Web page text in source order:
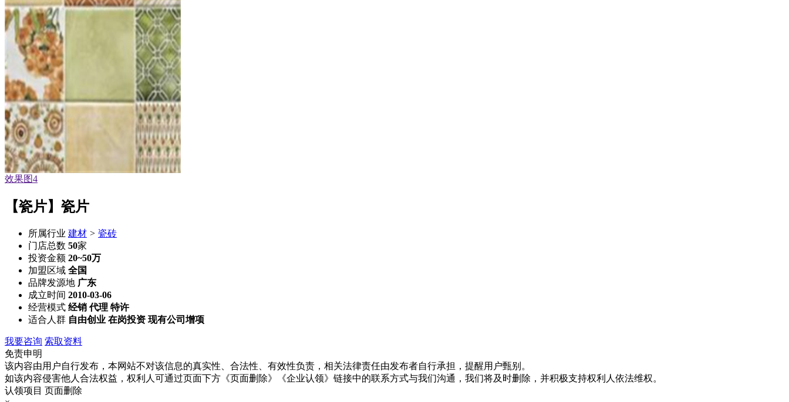
效果图1
【瓷片】瓷片
所属行业 建材 > 瓷砖
门店总数 50家
投资金额 20~50万
加盟区域 全国
品牌发源地 广东
成立时间 2010-03-06
经营模式 经销 代理 特许
适合人群 自由创业 在岗投资 现有公司增项
我要咨询 索取资料
免责申明
该内容由用户自行发布，本网站不对该信息的真实性、合法性、有效性负责，相关法律责任由发布者自行承担，提醒用户甄别。
如该内容侵害他人合法权益，权利人可通过页面下方《页面删除》《企业认领》链接中的联系方式与我们沟通，我们将及时删除，并积极支持权利人依法维权。
认领项目 页面删除